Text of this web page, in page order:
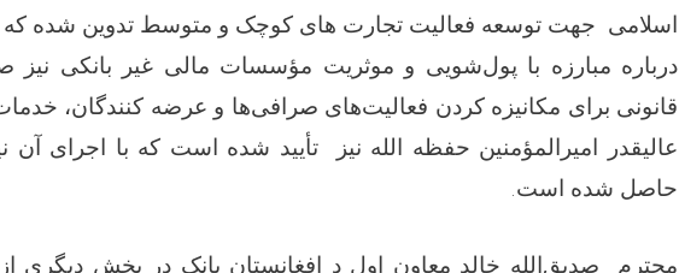
اسلامی جهت توسعه فعالیت تجارت های کوچک و متوسط تدوین شده
درباره مبارزه با پول‌شویی و موثریت مؤسسات مالی غیر بانکی
قانونی برای مکانیزه کردن فعالیت‌های صرافی‌ها و عرضه کنندگان،
عالیقدر امیرالمؤمنین حفظه الله نیز تأیید شده است که با اجرای آن
حاصل شده است.
محترم صدیق‌الله خالد معاون اول د افغانستان بانک در بخش دیگری